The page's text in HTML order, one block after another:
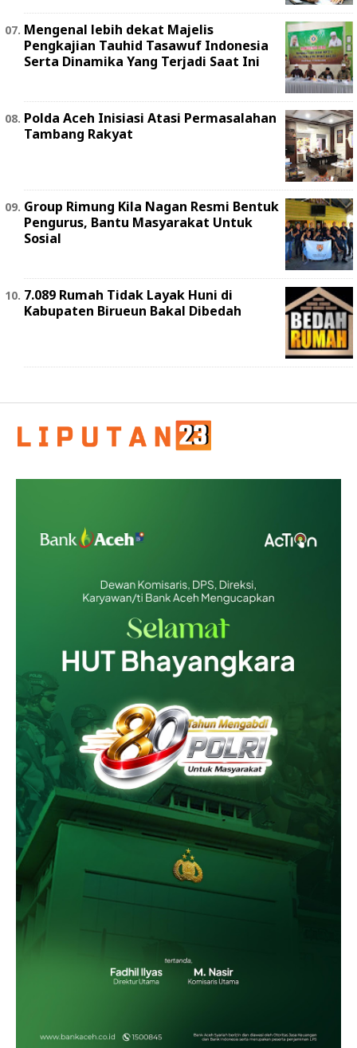
Mengenal lebih dekat Majelis
Pengkajian Tauhid Tasawuf Indonesia
Serta Dinamika Yang Terjadi Saat Ini
Polda Aceh Inisiasi Atasi Permasalahan
Tambang Rakyat
Group Rimung Kila Nagan Resmi Bentuk
Pengurus, Bantu Masyarakat Untuk
Sosial
7.089 Rumah Tidak Layak Huni di
Kabupaten Birueun Bakal Dibedah